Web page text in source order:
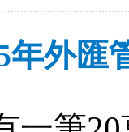
年外